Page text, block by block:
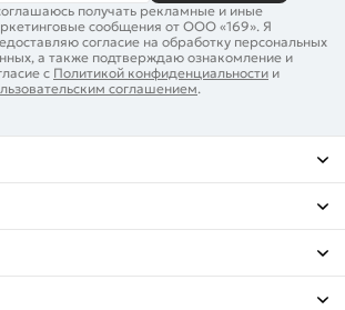
получать рекламные и иные
сообщения от ООО «169». Я
согласие на обработку персональных
а также подтверждаю ознакомление и
с Политикой конфиденциальности и
соглашением.